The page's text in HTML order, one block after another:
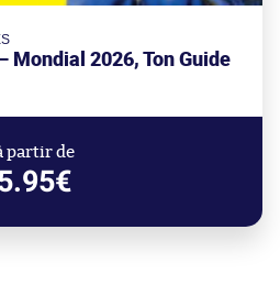
Mondial 2026, Ton Guide
partir de